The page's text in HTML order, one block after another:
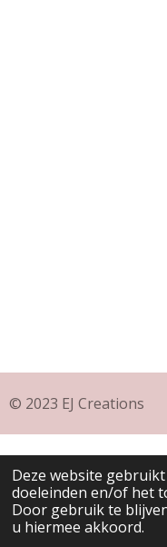
Deze website
doeleinden en/of het
Door gebruik te
u hiermee akkoord.
© 2023 EJ Creations